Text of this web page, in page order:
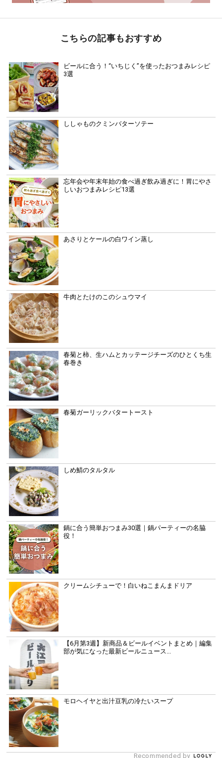
こちらの記事もおすすめ
ビールに合う！“いちじく”を使ったおつまみレシピ
3選
ししゃものクミンバターソテー
忘年会や年末年始の食べ過ぎ飲み過ぎに！胃にやさ
しいおつまみレシピ13選
あさりとケールの白ワイン蒸し
牛肉とたけのこのシュウマイ
春菊と柿、生ハムとカッテージチーズのひとくち生
春巻き
春菊ガーリックバタートースト
しめ鯖のタルタル
鍋に合う簡単おつまみ30選｜鍋パーティーの名脇
役！
クリームシチューで！白いねこまんまドリア
【6月第3週】新商品＆ビールイベントまとめ｜編集
部が気になった最新ビールニュース...
モロヘイヤと出汁豆乳の冷たいスープ
Recommended by